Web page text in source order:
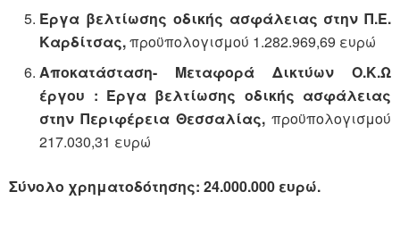
Έργα βελτίωσης οδικής ασφάλειας στην Π.Ε.
Καρδίτσας,προϋπολογισμού 1.282.969,69 ευρώ
Αποκατάσταση- Μεταφορά Δικτύων Ο.Κ.Ω
έργου : Έργα βελτίωσης οδικής ασφάλειας
στην Περιφέρεια Θεσσαλίας, προϋπολογισμού
217.030,31 ευρώ
Σύνολο χρηματοδότησης: 24.000.000 ευρώ.